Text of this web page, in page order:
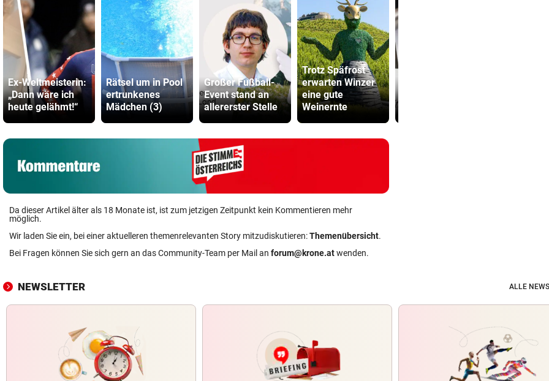
Ex-Weltmeisterin:
„Dann wäre ich
heute gelähmt!“
Rätsel um in Pool
ertrunkenes
Mädchen (3)
Großer Fußball-
Event stand an
allererster Stelle
Trotz Späfrost
erwarten Winzer
eine gute
Weinernte
Da dieser Artikel älter als 18 Monate ist, ist zum jetzigen Zeitpunkt kein Kommentieren mehr
möglich.
Wir laden Sie ein, bei einer aktuelleren themenrelevanten Story mitzudiskutieren:Themenübersicht.
Bei Fragen können Sie sich gern an das Community-Team per Mail an forum@krone.atwenden.
NEWSLETTER ALLE